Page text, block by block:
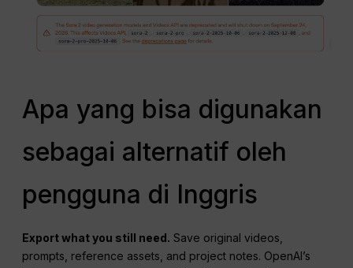
Apa yang bisa digunakan
sebagai alternatif oleh
pengguna di Inggris
Export what you still need. Save original videos,
prompts, reference assets, and project notes. OpenAI’s